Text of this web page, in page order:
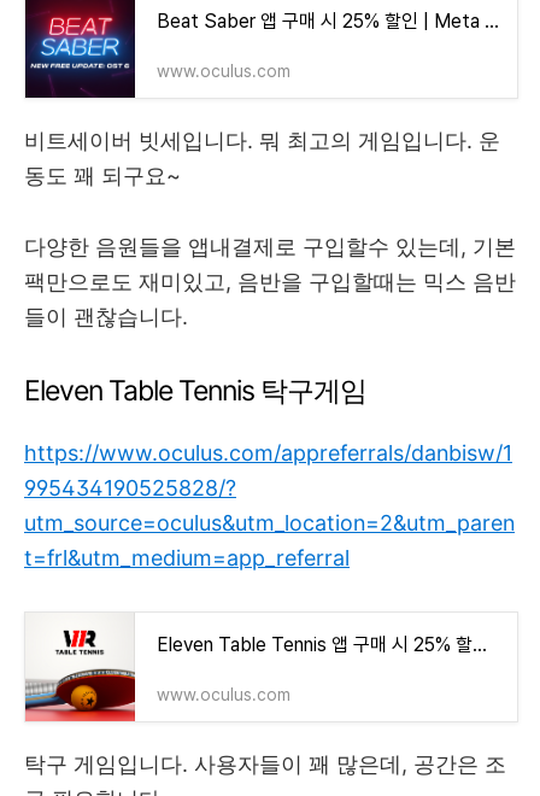
Beat Saber 앱 구매 시 25% 할인 | Meta Quest
www.oculus.com
비트세이버 빗세입니다. 뭐 최고의 게임입니다. 운
동도 꽤 되구요~
다양한 음원들을 앱내결제로 구입할수 있는데, 기본
팩만으로도 재미있고, 음반을 구입할때는 믹스 음반
들이 괜찮습니다.
Eleven Table Tennis 탁구게임
https://www.oculus.com/appreferrals/danbisw/1
995434190525828/?
utm_source=oculus&utm_location=2&utm_paren
t=frl&utm_medium=app_referral
Eleven Table Tennis 앱 구매 시 25% 할인 | Meta Quest
www.oculus.com
탁구 게임입니다. 사용자들이 꽤 많은데, 공간은 조